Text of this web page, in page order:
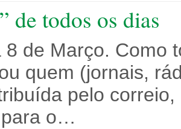
de todos os dias
8 de Março. Como
quem (jornais,
pelo
o…